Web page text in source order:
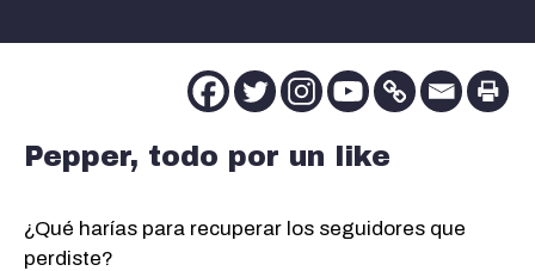
Pepper, todo por un like
¿Qué harías para recuperar los seguidores que
perdiste?